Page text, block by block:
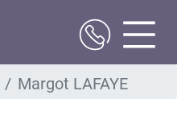
Margot LAFAYE